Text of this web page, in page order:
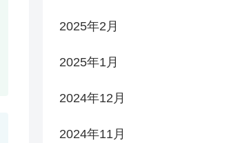
2025年2月
2025年1月
2024年12月
2024年11月